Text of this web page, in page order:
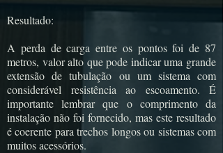
Resultado:
A perda de carga entre os pontos foi de 87
metros, valor alto que pode indicar uma grande
extensão de tubulação ou um sistema com
considerável resistência ao escoamento. É
importante lembrar que o comprimento da
instalação não foi fornecido, mas este resultado
é coerente para trechos longos ou sistemas com
muitos acessórios.